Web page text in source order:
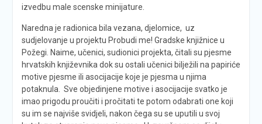
izvedbu male scenske minijature.
Naredna je radionica bila vezana, djelomice, uz
sudjelovanje u projektu Probudi me! Gradske knjižnice u
Požegi. Naime, učenici, sudionici projekta, čitali su pjesme
hrvatskih književnika dok su ostali učenici bilježili na papiriće
motive pjesme ili asocijacije koje je pjesma u njima
potaknula. Sve objedinjene motive i asocijacije svatko je
imao prigodu proučiti i pročitati te potom odabrati one koji
su im se najviše svidjeli, nakon čega su se uputili u svoj